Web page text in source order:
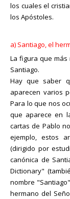
los cuales el
los Apóstoles.
a) Santiago, el
La figura que
Santiago.
Hay que saber
aparecen varios
Para lo que nos
que aparece en
cartas de Pablo
ejemplo, estos
(dirigido por
canónica de
Dictionary"
nombre
hermano del